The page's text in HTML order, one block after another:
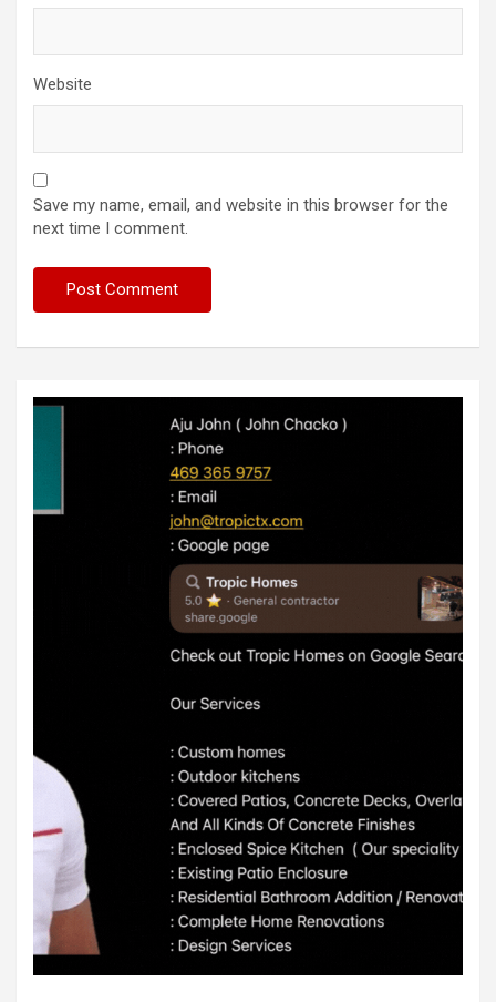
Website
Save my name, email, and website in this browser for the
next time I comment.